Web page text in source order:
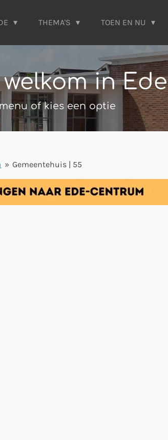
THEMA'S TOEN EN NU
in Ede
of kies een optie
» Gemeentehuis | 55